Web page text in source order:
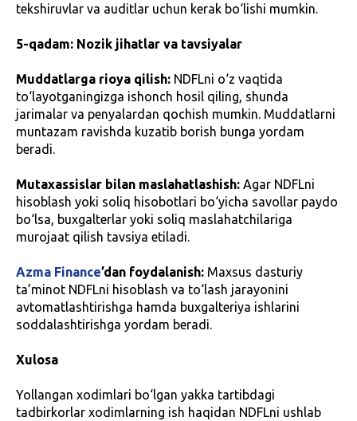
tekshiruvlar va auditlar uchun kerak bo‘lishi mumkin.
5-qadam: Nozik jihatlar va tavsiyalar
Muddatlarga rioya qilish: NDFLni o‘z vaqtida
to‘layotganingizga ishonch hosil qiling, shunda
jarimalar va penyalardan qochish mumkin. Muddatlarni
muntazam ravishda kuzatib borish bunga yordam
beradi.
Mutaxassislar bilan maslahatlashish: Agar NDFLni
hisoblash yoki soliq hisobotlari bo‘yicha savollar paydo
bo‘lsa, buxgalterlar yoki soliq maslahatchilariga
murojaat qilish tavsiya etiladi.
Azma Finance’dan foydalanish: Maxsus dasturiy
ta’minot NDFLni hisoblash va to‘lash jarayonini
avtomatlashtirishga hamda buxgalteriya ishlarini
soddalashtirishga yordam beradi.
Xulosa
Yollangan xodimlari bo‘lgan yakka tartibdagi
tadbirkorlar xodimlarning ish haqidan NDFLni ushlab